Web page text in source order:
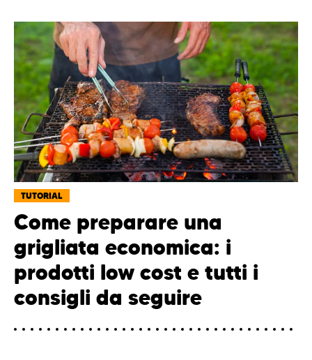
TUTORIAL
Come preparare una
grigliata economica: i
prodotti low cost e tutti i
consigli da seguire